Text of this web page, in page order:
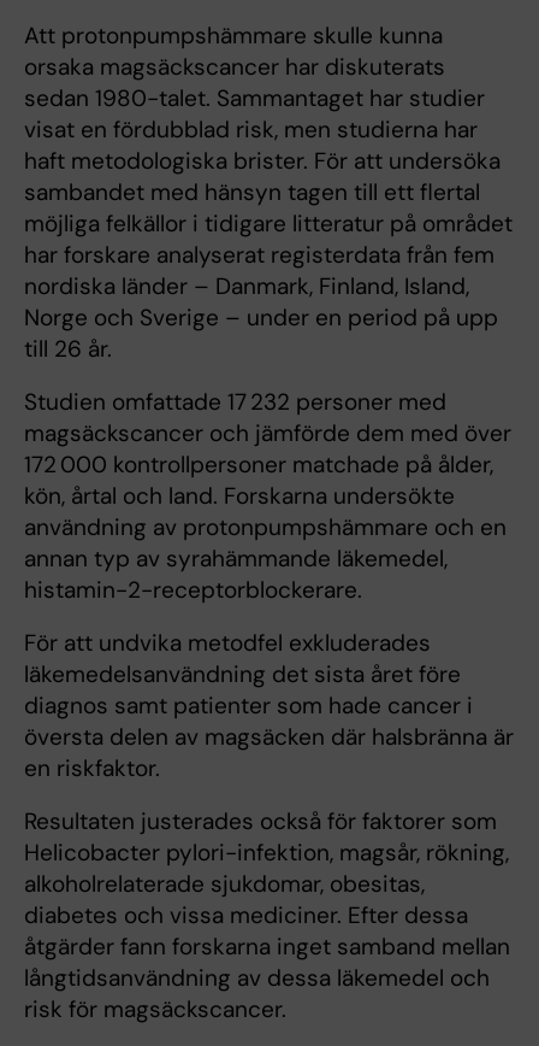
Att protonpumpshämmare skulle kunna
orsaka magsäckscancer har diskuterats
sedan 1980-talet. Sammantaget har studier
visat en fördubblad risk, men studierna har
haft metodologiska brister. För att undersöka
sambandet med hänsyn tagen till ett flertal
möjliga felkällor i tidigare litteratur på området
har forskare analyserat registerdata från fem
nordiska länder – Danmark, Finland, Island,
Norge och Sverige – under en period på upp
till 26 år.
Studien omfattade 17 232 personer med
magsäckscancer och jämförde dem med över
172 000 kontrollpersoner matchade på ålder,
kön, årtal och land. Forskarna undersökte
användning av protonpumpshämmare och en
annan typ av syrahämmande läkemedel,
histamin-2-receptorblockerare.
För att undvika metodfel exkluderades
läkemedelsanvändning det sista året före
diagnos samt patienter som hade cancer i
översta delen av magsäcken där halsbränna är
en riskfaktor.
Resultaten justerades också för faktorer som
Helicobacter pylori-infektion, magsår, rökning,
alkoholrelaterade sjukdomar, obesitas,
diabetes och vissa mediciner. Efter dessa
åtgärder fann forskarna inget samband mellan
långtidsanvändning av dessa läkemedel och
risk för magsäckscancer.